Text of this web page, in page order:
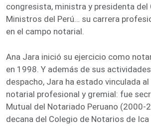
congresista, ministra y presidenta del
Ministros del Perú… su carrera
en el campo notarial.
Ana Jara inició su ejercicio como
en 1998. Y además de sus
despacho, Jara ha estado vinculada
notarial profesional y gremial: fue
Mutual del Notariado Peruano (2000-
decana del Colegio de Notarios de